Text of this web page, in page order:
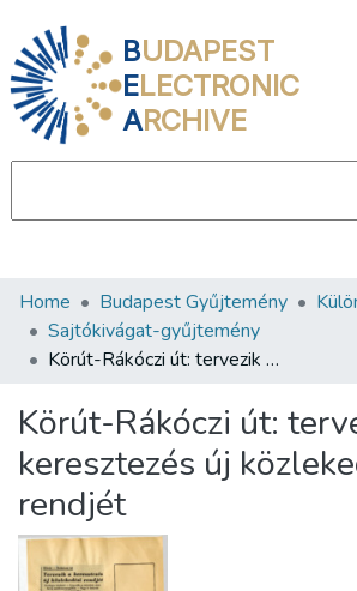
BUDAPEST
ELECTRONIC
ARCHIVE
Communities & Collections
All of DSpace
About us
Home Budapest Gyűjtemény
Sajtókivágat-gyűjtemény
Körút-Rákóczi út: tervezik a keresztezés új közlekedési rendjét
Körút-Rákóczi út:
keresztezés új
rendjét